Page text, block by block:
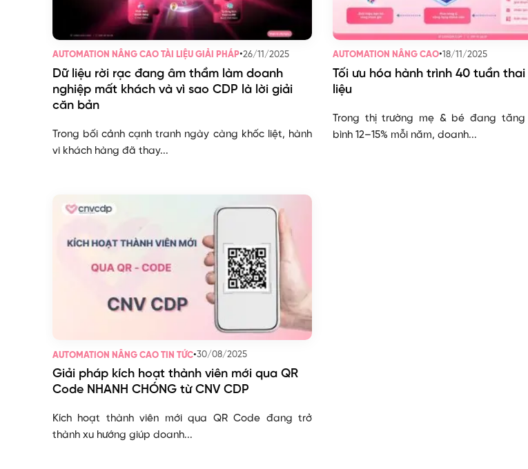
AUTOMATION NÂNG CAO TÀI LIỆU GIẢI PHÁP•26/11/2025
Dữ liệu rời rạc đang âm thầm làm doanh
nghiệp mất khách và vì sao CDP là lời giải
căn bản
Trong bối cảnh cạnh tranh ngày càng khốc liệt, hành
vi khách hàng đã thay...
AUTOMATION NÂNG CAO•18/11/2025
Tối ưu hóa hành trình 40 tuần
liệu
Trong thị trường mẹ & bé đang tăng
bình 12–15% mỗi năm, doanh...
AUTOMATION NÂNG CAO TIN TỨC•30/08/2025
Giải pháp kích hoạt thành viên mới qua QR
Code NHANH CHÓNG từ CNV CDP
Kích hoạt thành viên mới qua QR Code đang trở
thành xu hướng giúp doanh...